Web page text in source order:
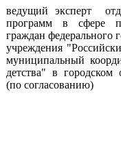
ведущий эксперт
программ в сфере
граждан федерального
учреждения
муниципальный
детства" в городском
(по согласованию)